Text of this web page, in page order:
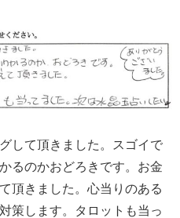
して頂きました。スゴイで
るのかおどろきです。お金
頂きました。心当りのある
策します。タロットも当っ